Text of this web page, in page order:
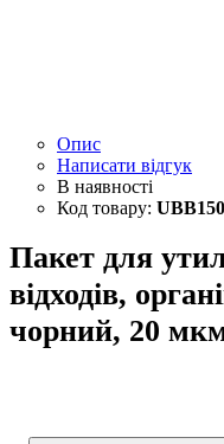
Опис
Написати відгук
Пакет для
відходів,
чорний, 20